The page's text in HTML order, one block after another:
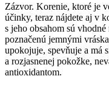
Zázvor. Korenie, ktoré je
účinky, teraz nájdete aj v
s jeho obsahom sú
poznačenú jemnými
upokojuje, spevňuje a má
a rozjasnenej pokožke,
antioxidantom.